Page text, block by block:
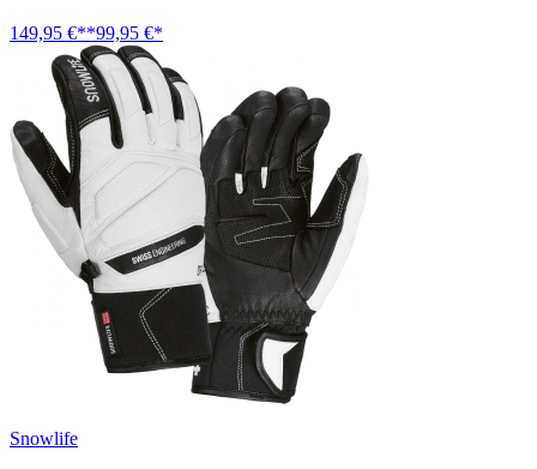
149,95 €**99,95 €*
Snowlife